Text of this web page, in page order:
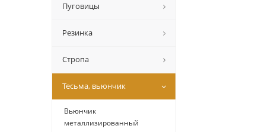
Пуговицы
Резинка
Стропа
Тесьма, вьюнчик
Вьюнчик
металлизированный